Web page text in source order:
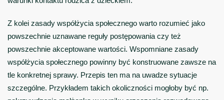
Z kolei zasady współżycia społecznego warto rozumieć jako
powszechnie uznawane reguły postępowania czy też
powszechnie akceptowane wartości. Wspomniane zasady
współżycia społecznego powinny być konstruowane zawsze na
tle konkretnej sprawy. Przepis ten ma na uwadze sytuacje
szczególne. Przykładem takich okoliczności mogłoby być np.